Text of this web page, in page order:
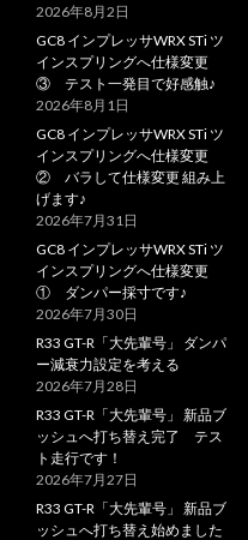
2026年8月2日
GC8 インプレッサWRX STi ツ
インスプリングへ仕様変更
③ テスト一発目で好感触♪
2026年8月1日
GC8 インプレッサWRX STi ツ
インスプリングへ仕様変更
② バラして仕様変更 組み上
げます♪
2026年7月31日
GC8 インプレッサWRX STi ツ
インスプリングへ仕様変更
① ダンパー採寸です♪
2026年7月30日
R33 GT-R「大先輩号」 ダンパ
ー減衰力設定を考える
2026年7月28日
R33 GT-R「大先輩号」 新品ブ
ッシュへ打ち替え完了 テス
ト走行です！
2026年7月27日
R33 GT-R「大先輩号」 新品ブ
ッシュへ打ち替え始めました